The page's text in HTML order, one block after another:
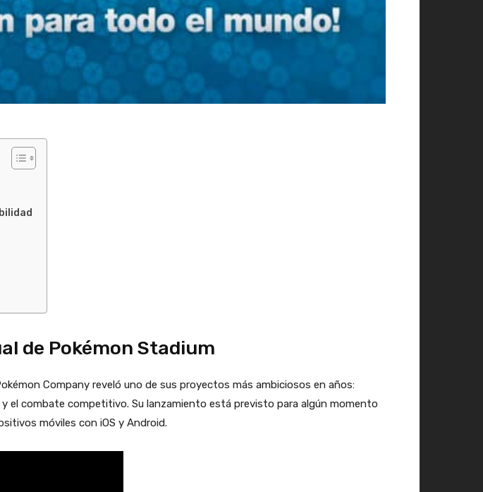
de Pokémon Stadium
Company reveló uno de sus proyectos más ambiciosos en años:
el combate competitivo. Su lanzamiento está previsto para algún momento
móviles con iOS y Android.